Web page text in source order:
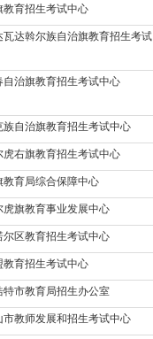
教育招生考试中心
瓦达斡尔族自治旗教育招生考试
自治旗教育招生考试中心
族自治旗教育招生考试中心
虎右旗教育招生考试中心
教育局综合保障中心
虎旗教育事业发展中心
尔区教育招生考试中心
教育招生考试中心
特市教育局招生办公室
市教师发展和招生考试中心